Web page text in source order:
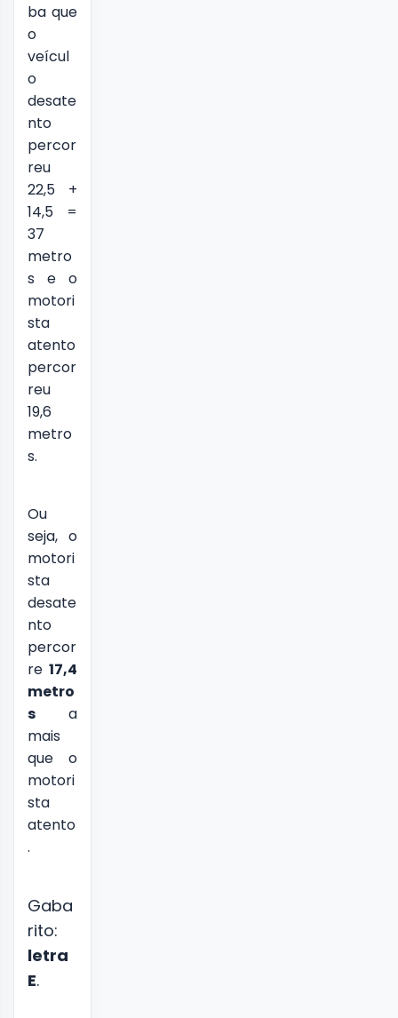
ba que
o
veícul
o
desate
nto
percor
reu
22,5 +
14,5 =
37
metro
s e o
motori
sta
atento
percor
reu
19,6
metro
s.
Ou
seja, o
motori
sta
desate
nto
percor
re 17,4
metro
s a
mais
que o
motori
sta
atento
.
Gaba
rito:
letra
E.